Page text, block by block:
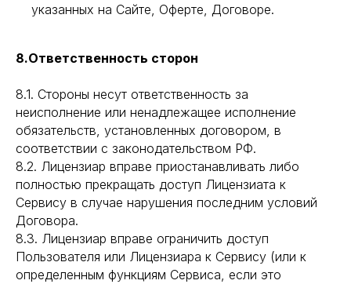
указанных на Сайте, Оферте, Договоре.
8.Ответственность сторон
8.1. Стороны несут ответственность за
неисполнение или ненадлежащее исполнение
обязательств, установленных договором, в
соответствии с законодательством РФ.
8.2. Лицензиар вправе приостанавливать либо
полностью прекращать доступ Лицензиата к
Сервису в случае нарушения последним условий
Договора.
8.3. Лицензиар вправе ограничить доступ
Пользователя или Лицензиара к Сервису (или к
определенным функциям Сервиса, если это